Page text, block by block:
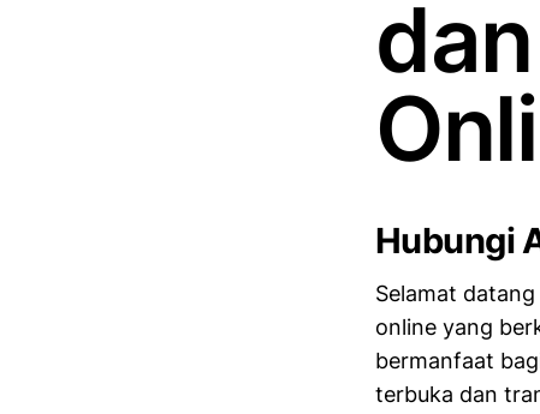
Hubungi
Selamat
online yang
bermanfaat
terbuka dan